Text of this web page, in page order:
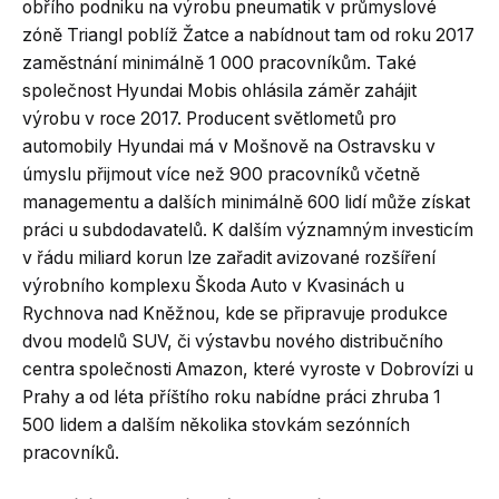
obřího podniku na výrobu pneumatik v průmyslové
zóně Triangl poblíž Žatce a nabídnout tam od roku 2017
zaměstnání minimálně 1 000 pracovníkům. Také
společnost Hyundai Mobis ohlásila záměr zahájit
výrobu v roce 2017. Producent světlometů pro
automobily Hyundai má v Mošnově na Ostravsku v
úmyslu přijmout více než 900 pracovníků včetně
managementu a dalších minimálně 600 lidí může získat
práci u subdodavatelů. K dalším významným investicím
v řádu miliard korun lze zařadit avizované rozšíření
výrobního komplexu Škoda Auto v Kvasinách u
Rychnova nad Kněžnou, kde se připravuje produkce
dvou modelů SUV, či výstavbu nového distribučního
centra společnosti Amazon, které vyroste v Dobrovízi u
Prahy a od léta příštího roku nabídne práci zhruba 1
500 lidem a dalším několika stovkám sezónních
pracovníků.